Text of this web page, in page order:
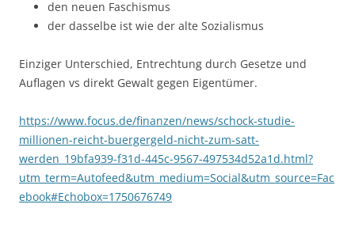
den neuen Faschismus
der dasselbe ist wie der alte Sozialismus
Einziger Unterschied, Entrechtung durch Gesetze und
Auflagen vs direkt Gewalt gegen Eigentümer.
https://www.focus.de/finanzen/news/schock-studie-
millionen-reicht-buergergeld-nicht-zum-satt-
werden_19bfa939-f31d-445c-9567-497534d52a1d.html?
utm_term=Autofeed&utm_medium=Social&utm_source=Fac
ebook#Echobox=1750676749